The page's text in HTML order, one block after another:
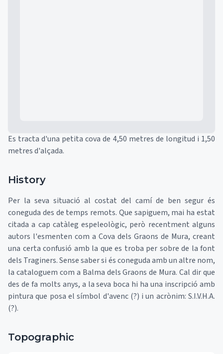
Es tracta d'una petita cova de 4,50 metres de longitud i 1,50
metres d'alçada.
History
Per la seva situació al costat del camí de ben segur és
coneguda des de temps remots. Que sapiguem, mai ha estat
citada a cap catàleg espeleològic, però recentment alguns
autors l'esmenten com a Cova dels Graons de Mura, creant
una certa confusió amb la que es troba per sobre de la font
dels Traginers. Sense saber si és coneguda amb un altre nom,
la cataloguem com a Balma dels Graons de Mura. Cal dir que
des de fa molts anys, a la seva boca hi ha una inscripció amb
pintura que posa el símbol d'avenc (?) i un acrònim: S.I.V.H.A.
(?).
Topographic